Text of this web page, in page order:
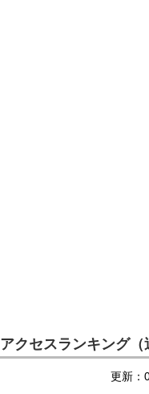
アクセスランキング（
更新：